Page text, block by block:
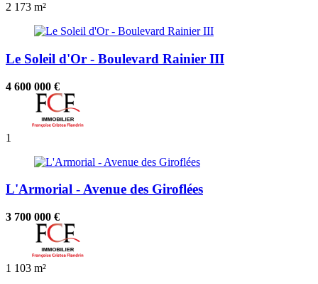
2 173 m²
Le Soleil d'Or - Boulevard Rainier III
4 600 000 €
1
L'Armorial - Avenue des Giroflées
3 700 000 €
1 103 m²